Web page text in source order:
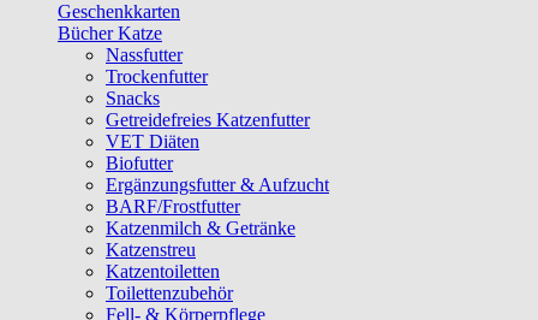
Geschenkkarten
Bücher Katze
Nassfutter
Trockenfutter
Snacks
Getreidefreies Katzenfutter
VET Diäten
Biofutter
Ergänzungsfutter & Aufzucht
BARF/Frostfutter
Katzenmilch & Getränke
Katzenstreu
Katzentoiletten
Toilettenzubehör
Fell- & Körperpflege